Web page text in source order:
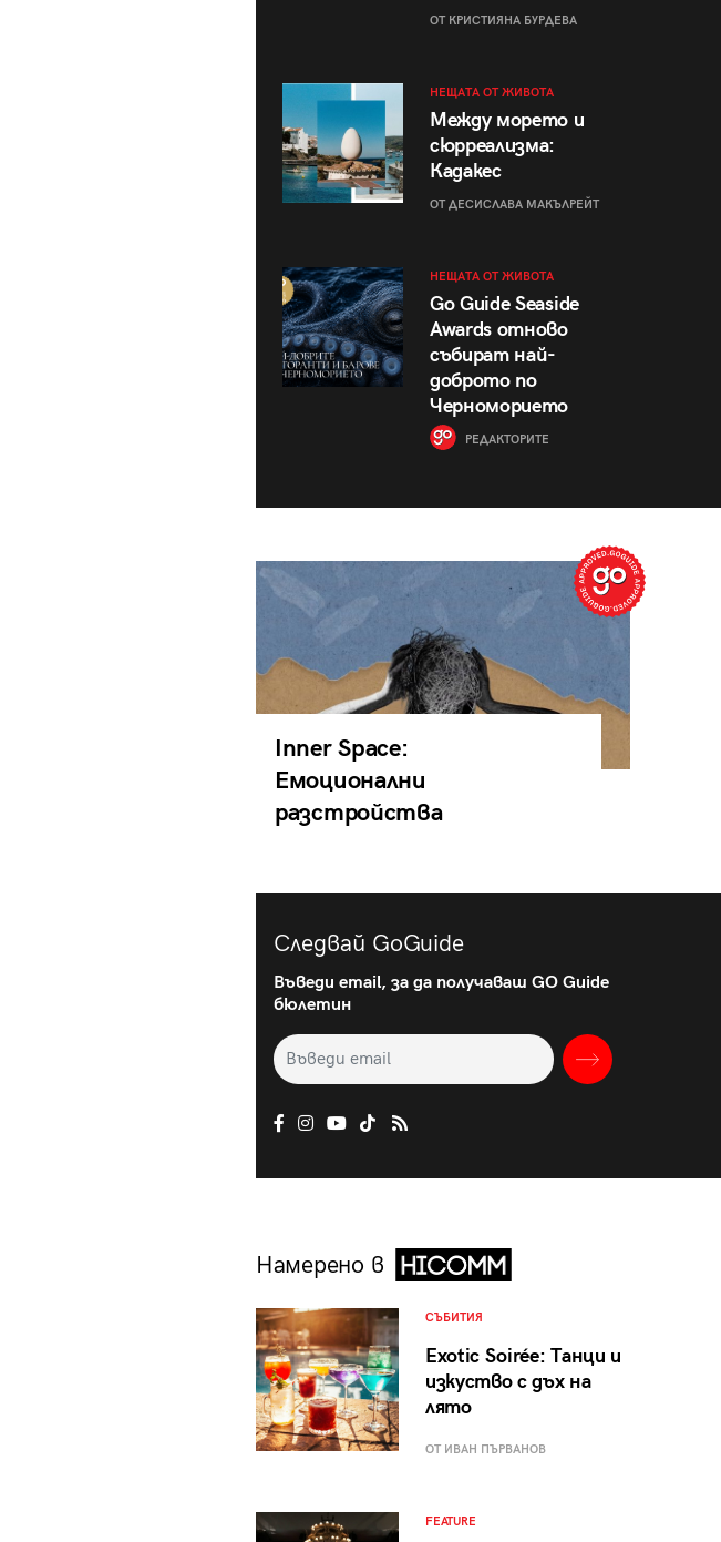
ОТ КРИСТИЯНА БУРДЕВА
НЕЩАТА ОТ ЖИВОТА
Между морето и
сюрреализма:
Кадакес
ОТ ДЕСИСЛАВА МАКЪЛРЕЙТ
НЕЩАТА ОТ ЖИВОТА
Go Guide Seaside
Awards отново
събират най-
доброто по
Черноморието
РЕДАКТОРИТЕ
Inner Space:
Емоционални
разстройства
Следвай GoGuide
Въведи email, за да получаваш GO Guide
бюлетин
Намерено в
СЪБИТИЯ
Exotic Soirée: Танци и
изкуство с дъх на
лято
ОТ ИВАН ПЪРВАНОВ
FEATURE